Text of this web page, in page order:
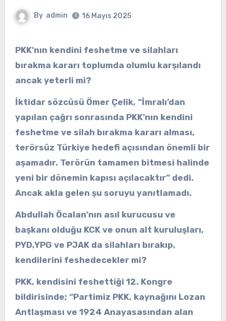
By admin 16 Mayıs 2025
PKK’nın kendini feshetme ve silahları
bırakma kararı toplumda olumlu karşılandı
ancak yeterli mi?
İktidar sözcüsü Ömer Çelik, “İmralı’dan
yapılan çağrı sonrasında PKK’nın kendini
feshetme ve silah bırakma kararı alması,
terörsüz Türkiye hedefi açısından önemli bir
aşamadır. Terörün tamamen bitmesi halinde
yeni bir dönemin kapısı açılacaktır” dedi.
Ancak akla gelen şu soruyu yanıtlamadı.
Abdullah Öcalan’nın asıl kurucusu ve
başkanı olduğu KCK ve onun alt kuruluşları,
PYD,YPG ve PJAK da silahları bırakıp,
kendilerini feshedecekler mi?
PKK, kendisini feshettiği 12. Kongre
bildirisinde; “Partimiz PKK, kaynağını Lozan
Antlaşması ve 1924 Anayasasından alan